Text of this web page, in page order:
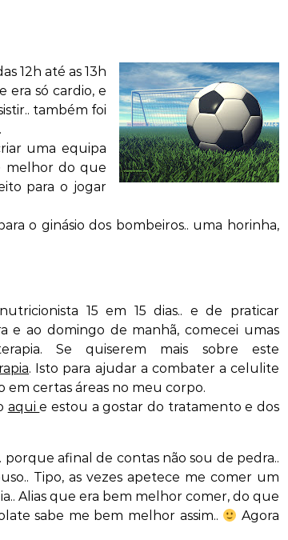
12h até as 13h
era só cardio, e
também foi
uma equipa
melhor do que
para o jogar
o ginásio dos bombeiros.. uma horinha,
15 em 15 dias.. e de praticar
e ao domingo de manhã, comecei umas
Se quiserem mais sobre este
. Isto para ajudar a combater a celulite
certas áreas no meu corpo.
aquie estou a gostar do tratamento e dos
porque afinal de contas não sou de pedra..
Tipo, as vezes apetece me comer um
Alias que era bem melhor comer, do que
sabe me bem melhor assim..
Agora